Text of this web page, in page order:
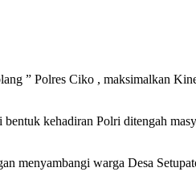
” Polres Ciko , maksimalkan
kehadiran Polri ditengah
warga Desa